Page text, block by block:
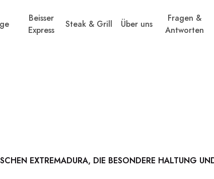
Beisser
Express
Steak & Grill Über uns
Fragen &
Antworten
EXTREMADURA, DIE BESONDERE HALTUNG